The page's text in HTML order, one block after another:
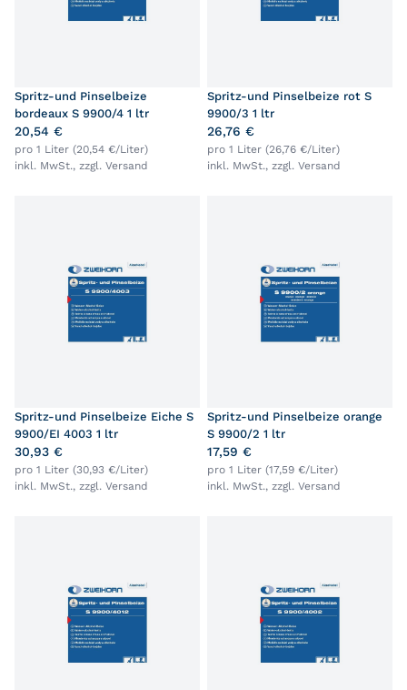
Spritz-und Pinselbeize
bordeaux S 9900/4 1 ltr
20,54 €
pro 1 Liter (20,54 €/Liter)
inkl. MwSt., zzgl. Versand
Spritz-und Pinselbeize rot S
9900/3 1 ltr
26,76 €
pro 1 Liter (26,76 €/Liter)
inkl. MwSt., zzgl. Versand
Spritz-und Pinselbeize Eiche S
9900/EI 4003 1 ltr
30,93 €
pro 1 Liter (30,93 €/Liter)
inkl. MwSt., zzgl. Versand
Spritz-und Pinselbeize orange
S 9900/2 1 ltr
17,59 €
pro 1 Liter (17,59 €/Liter)
inkl. MwSt., zzgl. Versand